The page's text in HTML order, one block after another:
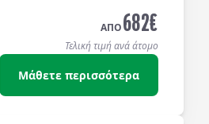
ΑΠΟ682€
Τελική τιμή ανά άτομο
Μάθετε περισσότερα